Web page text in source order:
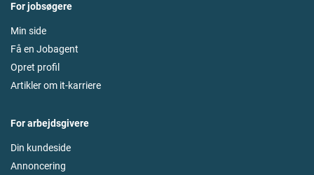
For jobsøgere
Min side
Få en Jobagent
Opret profil
Artikler om it-karriere
For arbejdsgivere
Din kundeside
Annoncering